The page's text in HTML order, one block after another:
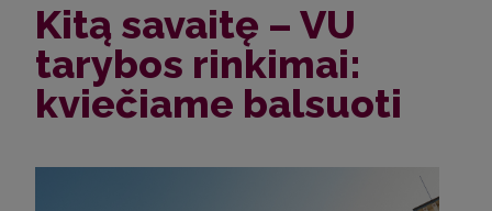
Kitą savaitę – VU
tarybos rinkimai:
kviečiame balsuoti